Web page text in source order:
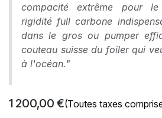
compacité extrême pour
rigidité full carbone
dans le gros ou pumper
couteau suisse du foiler qui
à l'océan."
1 200,00 €(Toutes taxes